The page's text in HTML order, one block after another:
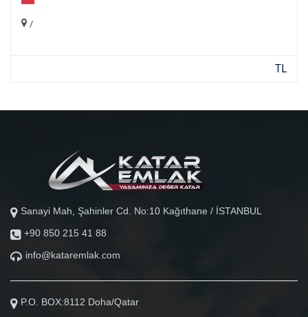
/
TL
Sanayi Mah, Şahinler Cd. No:10 Kağıthane / İSTANBUL
+90 850 215 41 88
info@kataremlak.com
P.O. BOX:8112 Doha/Qatar